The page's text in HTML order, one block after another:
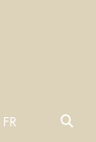
FR